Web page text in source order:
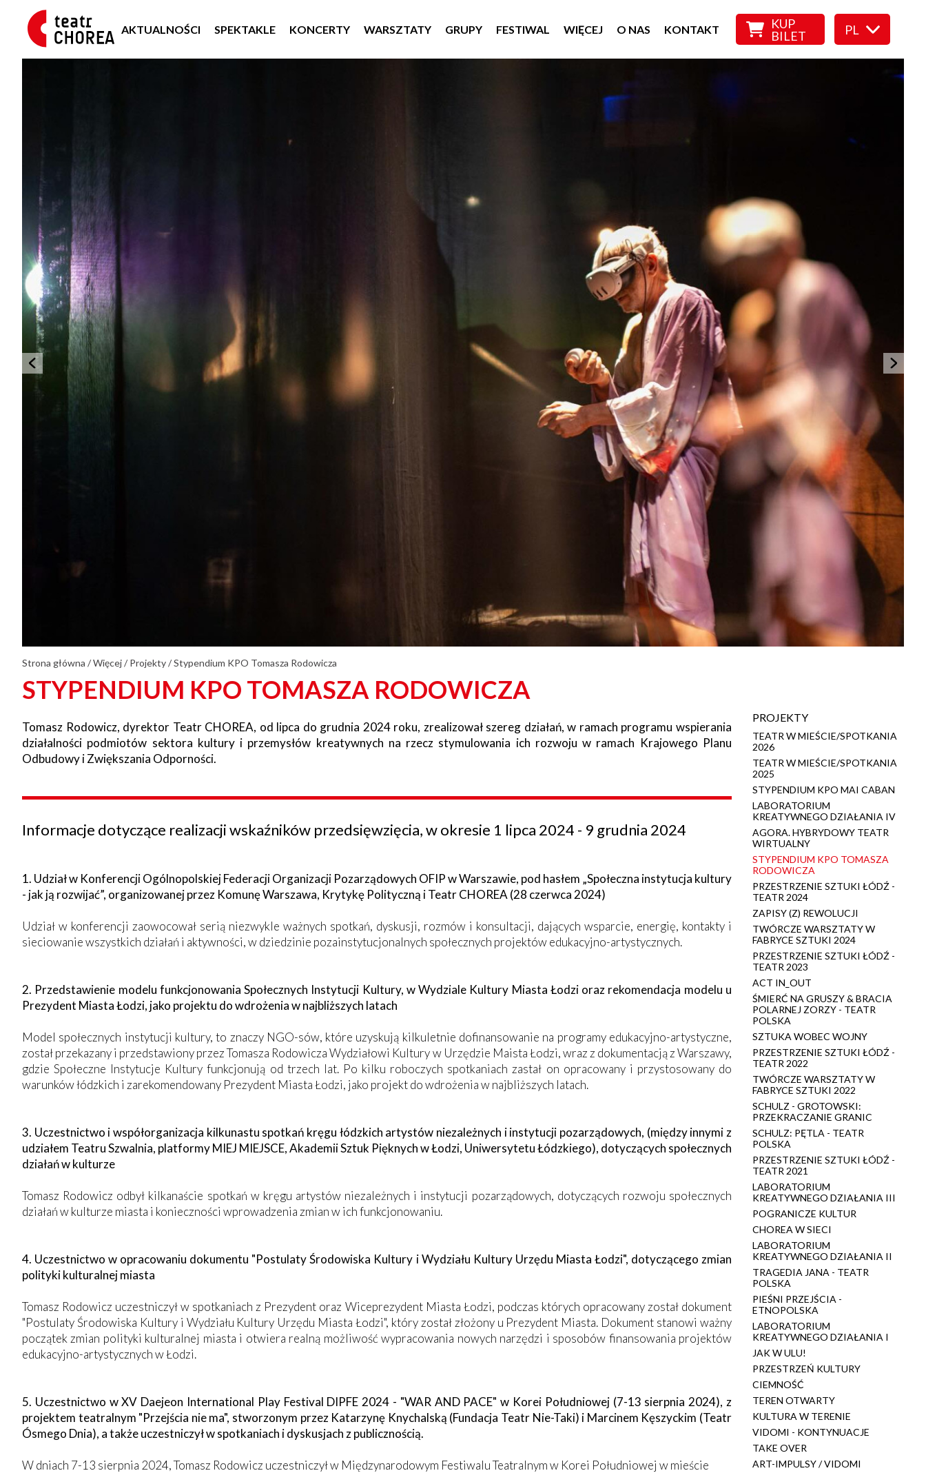
AKTUALNOŚCI SPEKTAKLE KONCERTY WARSZTATY GRUPY FESTIWAL WIĘCEJ O NAS KONTAKT
KUP
BILET
PL
Strona główna /Więcej/ Projekty/Stypendium KPO Tomasza Rodowicza
STYPENDIUM KPO TOMASZA RODOWICZA
Tomasz Rodowicz, dyrektor Teatr CHOREA, od lipca do grudnia 2024 roku, zrealizował szereg działań, w ramach programu wspierania
działalności podmiotów sektora kultury i przemysłów kreatywnych na rzecz stymulowania ich rozwoju w ramach Krajowego Planu
Odbudowy i Zwiększania Odporności.
Informacje dotyczące realizacji wskaźników przedsięwzięcia, w okresie 1 lipca 2024 - 9 grudnia 2024
1. Udział w Konferencji Ogólnopolskiej Federacji Organizacji Pozarządowych OFIP w Warszawie, pod hasłem „Społeczna instytucja kultury
- jak ją rozwijać”, organizowanej przez Komunę Warszawa, Krytykę Polityczną i Teatr CHOREA (28 czerwca 2024)
Udział w konferencji zaowocował serią niezwykle ważnych spotkań, dyskusji, rozmów i konsultacji, dających wsparcie, energię, kontakty i
sieciowanie wszystkich działań i aktywności, w dziedzinie pozainstytucjonalnych społecznych projektów edukacyjno-artystycznych.
2. Przedstawienie modelu funkcjonowania Społecznych Instytucji Kultury, w Wydziale Kultury Miasta Łodzi oraz rekomendacja modelu u
Prezydent Miasta Łodzi, jako projektu do wdrożenia w najbliższych latach
Model społecznych instytucji kultury, to znaczy NGO-sów, które uzyskują kilkuletnie dofinansowanie na programy edukacyjno-artystyczne,
został przekazany i przedstawiony przez Tomasza Rodowicza Wydziałowi Kultury w Urzędzie Maista Łodzi, wraz z dokumentacją z Warszawy,
gdzie Społeczne Instytucje Kultury funkcjonują od trzech lat. Po kilku roboczych spotkaniach zastał on opracowany i przystosowany do
warunków łódzkich i zarekomendowany Prezydent Miasta Łodzi, jako projekt do wdrożenia w najbliższych latach.
3. Uczestnictwo i współorganizacja kilkunastu spotkań kręgu łódzkich artystów niezależnych i instytucji pozarządowych, (między innymi z
udziałem Teatru Szwalnia, platformy MIEJ MIEJSCE, Akademii Sztuk Pięknych w Łodzi, Uniwersytetu Łódzkiego), dotyczących społecznych
działań w kulturze
Tomasz Rodowicz odbył kilkanaście spotkań w kręgu artystów niezależnych i instytucji pozarządowych, dotyczących rozwoju społecznych
działań w kulturze miasta i konieczności wprowadzenia zmian w ich funkcjonowaniu.
4. Uczestnictwo w opracowaniu dokumentu "Postulaty Środowiska Kultury i Wydziału Kultury Urzędu Miasta Łodzi", dotyczącego zmian
polityki kulturalnej miasta
Tomasz Rodowicz uczestniczył w spotkaniach z Prezydent oraz Wiceprezydent Miasta Łodzi, podczas których opracowany został dokument
"Postulaty Środowiska Kultury i Wydziału Kultury Urzędu Miasta Łodzi", który został złożony u Prezydent Miasta. Dokument stanowi ważny
początek zmian polityki kulturalnej miasta i otwiera realną możliwość wypracowania nowych narzędzi i sposobów finansowania projektów
edukacyjno-artystycznych w Łodzi.
5. Uczestnictwo w XV Daejeon International Play Festival DIPFE 2024 - "WAR AND PACE" w Korei Południowej (7-13 sierpnia 2024), z
projektem teatralnym "Przejścia nie ma", stworzonym przez Katarzynę Knychalską (Fundacja Teatr Nie-Taki) i Marcinem Kęszyckim (Teatr
Ósmego Dnia), a także uczestniczył w spotkaniach i dyskusjach z publicznością.
W dniach 7-13 sierpnia 2024, Tomasz Rodowicz uczestniczył w Międzynarodowym Festiwalu Teatralnym w Korei Południowej w mieście
PROJEKTY
TEATR W MIEŚCIE/SPOTKANIA
2026
TEATR W MIEŚCIE/SPOTKANIA
2025
STYPENDIUM KPO MAI CABAN
LABORATORIUM
KREATYWNEGO DZIAŁANIA IV
AGORA. HYBRYDOWY TEATR
WIRTUALNY
STYPENDIUM KPO TOMASZA
RODOWICZA
PRZESTRZENIE SZTUKI ŁÓDŹ -
TEATR 2024
ZAPISY (Z) REWOLUCJI
TWÓRCZE WARSZTATY W
FABRYCE SZTUKI 2024
PRZESTRZENIE SZTUKI ŁÓDŹ -
TEATR 2023
ACT IN_OUT
ŚMIERĆ NA GRUSZY & BRACIA
POLARNEJ ZORZY - TEATR
POLSKA
SZTUKA WOBEC WOJNY
PRZESTRZENIE SZTUKI ŁÓDŹ -
TEATR 2022
TWÓRCZE WARSZTATY W
FABRYCE SZTUKI 2022
SCHULZ - GROTOWSKI:
PRZEKRACZANIE GRANIC
SCHULZ: PĘTLA - TEATR
POLSKA
PRZESTRZENIE SZTUKI ŁÓDŹ -
TEATR 2021
LABORATORIUM
KREATYWNEGO DZIAŁANIA III
POGRANICZE KULTUR
CHOREA W SIECI
LABORATORIUM
KREATYWNEGO DZIAŁANIA II
TRAGEDIA JANA - TEATR
POLSKA
PIEŚNI PRZEJŚCIA -
ETNOPOLSKA
LABORATORIUM
KREATYWNEGO DZIAŁANIA I
JAK W ULU!
PRZESTRZEŃ KULTURY
CIEMNOŚĆ
TEREN OTWARTY
KULTURA W TERENIE
VIDOMI - KONTYNUACJE
TAKE OVER
ART-IMPULSY / VIDOMI